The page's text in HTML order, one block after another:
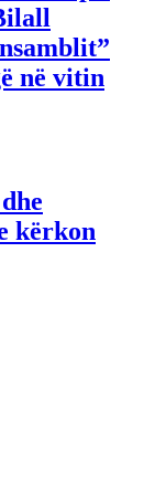
në vitin
kërkon